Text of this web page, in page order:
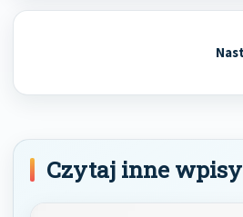
Czytaj inne wpisy